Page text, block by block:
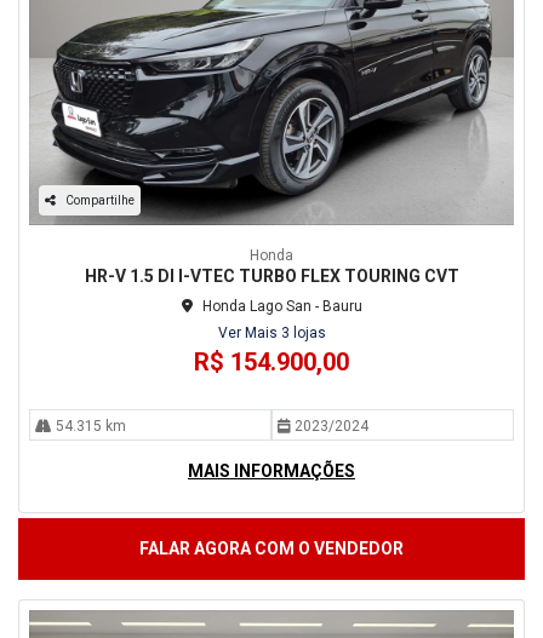
Compartilhe
Honda
HR-V 1.5 DI I-VTEC TURBO FLEX TOURING CVT
Honda Lago San - Bauru
Ver Mais 3 lojas
R$ 154.900,00
54.315 km 2023/2024
MAIS INFORMAÇÕES
FALAR AGORA COM O VENDEDOR